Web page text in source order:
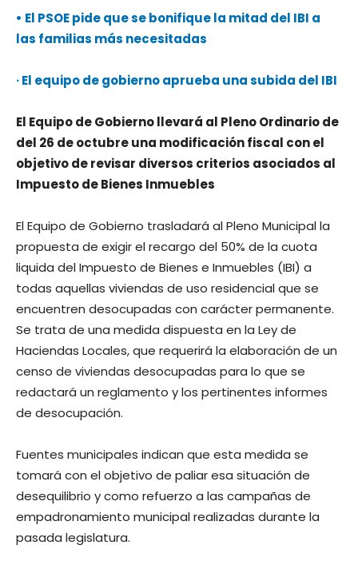
• El PSOE pide que se bonifique la mitad del IBI a
las familias más necesitadas
· El equipo de gobierno aprueba una subida del IBI
El Equipo de Gobierno llevará al Pleno Ordinario de
del 26 de octubre una modificación fiscal con el
objetivo de revisar diversos criterios asociados al
Impuesto de Bienes Inmuebles
El Equipo de Gobierno trasladará al Pleno Municipal la
propuesta de exigir el recargo del 50% de la cuota
liquida del Impuesto de Bienes e Inmuebles (IBI) a
todas aquellas viviendas de uso residencial que se
encuentren desocupadas con carácter permanente.
Se trata de una medida dispuesta en la Ley de
Haciendas Locales, que requerirá la elaboración de un
censo de viviendas desocupadas para lo que se
redactará un reglamento y los pertinentes informes
de desocupación.
Fuentes municipales indican que esta medida se
tomará con el objetivo de paliar esa situación de
desequilibrio y como refuerzo a las campañas de
empadronamiento municipal realizadas durante la
pasada legislatura.